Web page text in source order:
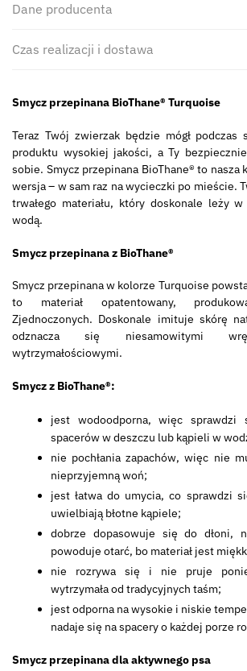
Dane producenta
Czas realizacji i dostawa
Smycz przepinana BioThane® Turquoise
Teraz Twój zwierzak będzie mógł podczas
produktu wysokiej jakości, a Ty
sobie. Smycz przepinana BioThane® to nasza
wersja – w sam raz na wycieczki po mieście.
trwałego materiału, który doskonale leży
wodą.
Smycz przepinana z BioThane®
Smycz przepinana w kolorze Turquoise
to materiał opatentowany,
Zjednoczonych. Doskonale imituje skórę
odznacza się niesamowitymi
wytrzymałościowymi.
Smycz z BioThane®:
jest wodoodporna, więc sprawdzi
spacerów w deszczu lub kąpieli w
nie pochłania zapachów, więc nie
nieprzyjemną woń;
jest łatwa do umycia, co sprawdzi
uwielbiają błotne kąpiele;
dobrze dopasowuje się do dłoni,
powoduje otarć, bo materiał jest
nie rozrywa się i nie pruje
wytrzymała od tradycyjnych taśm;
jest odporna na wysokie i niskie
nadaje się na spacery o każdej porze
Smycz przepinana dla aktywnego psa